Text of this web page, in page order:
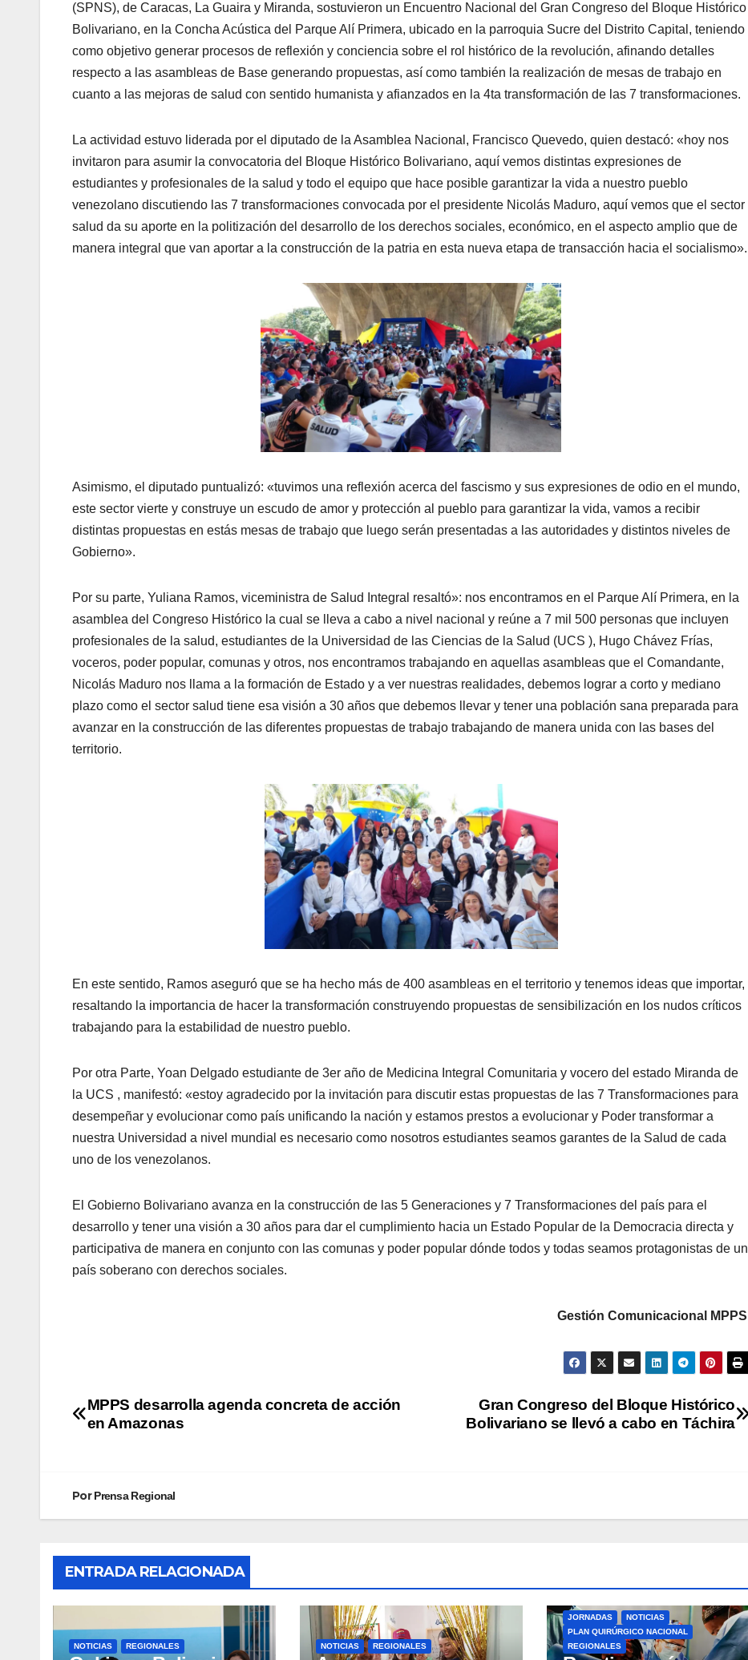
(SPNS), de Caracas, La Guaira y Miranda, sostuvieron un Encuentro Nacional del Gran Congreso del Bloque Histórico
Bolivariano, en la Concha Acústica del Parque Alí Primera, ubicado en la parroquia Sucre del Distrito Capital, teniendo
como objetivo generar procesos de reflexión y conciencia sobre el rol histórico de la revolución, afinando detalles
respecto a las asambleas de Base generando propuestas, así como también la realización de mesas de trabajo en
cuanto a las mejoras de salud con sentido humanista y afianzados en la 4ta transformación de las 7 transformaciones.
La actividad estuvo liderada por el diputado de la Asamblea Nacional, Francisco Quevedo, quien destacó: «hoy nos
invitaron para asumir la convocatoria del Bloque Histórico Bolivariano, aquí vemos distintas expresiones de
estudiantes y profesionales de la salud y todo el equipo que hace posible garantizar la vida a nuestro pueblo
venezolano discutiendo las 7 transformaciones convocada por el presidente Nicolás Maduro, aquí vemos que el sector
salud da su aporte en la politización del desarrollo de los derechos sociales, económico, en el aspecto amplio que de
manera integral que van aportar a la construcción de la patria en esta nueva etapa de transacción hacia el socialismo».
Asimismo, el diputado puntualizó: «tuvimos una reflexión acerca del fascismo y sus expresiones de odio en el mundo,
este sector vierte y construye un escudo de amor y protección al pueblo para garantizar la vida, vamos a recibir
distintas propuestas en estás mesas de trabajo que luego serán presentadas a las autoridades y distintos niveles de
Gobierno».
Por su parte, Yuliana Ramos, viceministra de Salud Integral resaltó»: nos encontramos en el Parque Alí Primera, en la
asamblea del Congreso Histórico la cual se lleva a cabo a nivel nacional y reúne a 7 mil 500 personas que incluyen
profesionales de la salud, estudiantes de la Universidad de las Ciencias de la Salud (UCS ), Hugo Chávez Frías,
voceros, poder popular, comunas y otros, nos encontramos trabajando en aquellas asambleas que el Comandante,
Nicolás Maduro nos llama a la formación de Estado y a ver nuestras realidades, debemos lograr a corto y mediano
plazo como el sector salud tiene esa visión a 30 años que debemos llevar y tener una población sana preparada para
avanzar en la construcción de las diferentes propuestas de trabajo trabajando de manera unida con las bases del
territorio.
En este sentido, Ramos aseguró que se ha hecho más de 400 asambleas en el territorio y tenemos ideas que importar,
resaltando la importancia de hacer la transformación construyendo propuestas de sensibilización en los nudos críticos
trabajando para la estabilidad de nuestro pueblo.
Por otra Parte, Yoan Delgado estudiante de 3er año de Medicina Integral Comunitaria y vocero del estado Miranda de
la UCS , manifestó: «estoy agradecido por la invitación para discutir estas propuestas de las 7 Transformaciones para
desempeñar y evolucionar como país unificando la nación y estamos prestos a evolucionar y Poder transformar a
nuestra Universidad a nivel mundial es necesario como nosotros estudiantes seamos garantes de la Salud de cada
uno de los venezolanos.
El Gobierno Bolivariano avanza en la construcción de las 5 Generaciones y 7 Transformaciones del país para el
desarrollo y tener una visión a 30 años para dar el cumplimiento hacia un Estado Popular de la Democracia directa y
participativa de manera en conjunto con las comunas y poder popular dónde todos y todas seamos protagonistas de un
país soberano con derechos sociales.
Gestión Comunicacional MPPS
Gran Congreso del Bloque Histórico
Bolivariano se llevó a cabo en Táchira
MPPS desarrolla agenda concreta de acción
en Amazonas
PorPrensa Regional
ENTRADA RELACIONADA
NOTICIAS REGIONALES NOTICIAS REGIONALES
JORNADAS
NOTICIAS
PLAN QUIRÚRGICO NACIONAL
REGIONALES